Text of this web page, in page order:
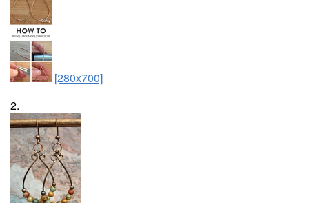
[280x700]
2.